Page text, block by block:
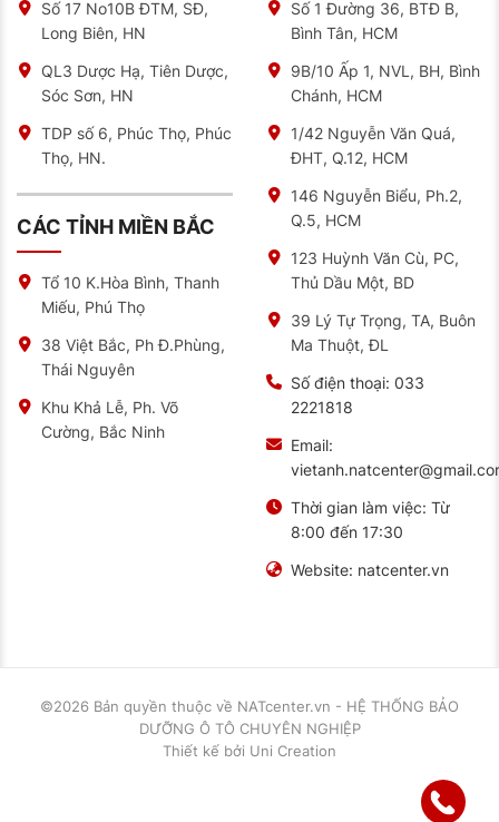
Số 17 No10B ĐTM, SĐ,
Long Biên, HN
QL3 Dược Hạ, Tiên Dược,
Sóc Sơn, HN
TDP số 6, Phúc Thọ, Phúc
Thọ, HN.
CÁC TỈNH MIỀN BẮC
Tổ 10 K.Hòa Bình, Thanh
Miếu, Phú Thọ
38 Việt Bắc, Ph Đ.Phùng,
Thái Nguyên
Khu Khả Lễ, Ph. Võ
Cường, Bắc Ninh
Số 1 Đường 36, BTĐ B,
Bình Tân, HCM
9B/10 Ấp 1, NVL, BH, Bình
Chánh, HCM
1/42 Nguyễn Văn Quá,
ĐHT, Q.12, HCM
146 Nguyễn Biểu, Ph.2,
Q.5, HCM
123 Huỳnh Văn Cù, PC,
Thủ Dầu Một, BD
39 Lý Tự Trọng, TA, Buôn
Ma Thuột, ĐL
Số điện thoại: 033
2221818
Email:
Thời gian làm việc: Từ
8:00 đến 17:30
Website: natcenter.vn
©2026 Bản quyền thuộc về NATcenter.vn - HỆ THỐNG BẢO
DƯỠNG Ô TÔ CHUYÊN NGHIỆP
Thiết kế bởi Uni Creation